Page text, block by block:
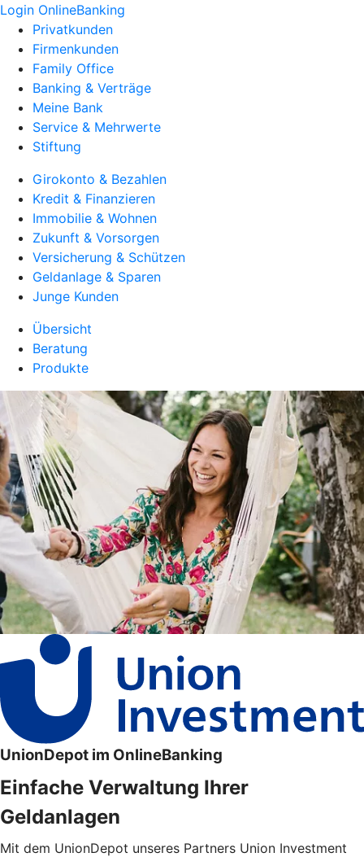
Login OnlineBanking
Privatkunden
Firmenkunden
Family Office
Banking & Verträge
Meine Bank
Service & Mehrwerte
Stiftung
Girokonto & Bezahlen
Kredit & Finanzieren
Immobilie & Wohnen
Zukunft & Vorsorgen
Versicherung & Schützen
Geldanlage & Sparen
Junge Kunden
Übersicht
Beratung
Produkte
UnionDepot im OnlineBanking
Einfache Verwaltung Ihrer
Geldanlagen
Mit dem UnionDepot unseres Partners Union Investment